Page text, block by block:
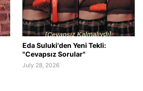
Eda Suluki'den Yeni Tekli:
"Cevapsız Sorular"
July 28, 2026